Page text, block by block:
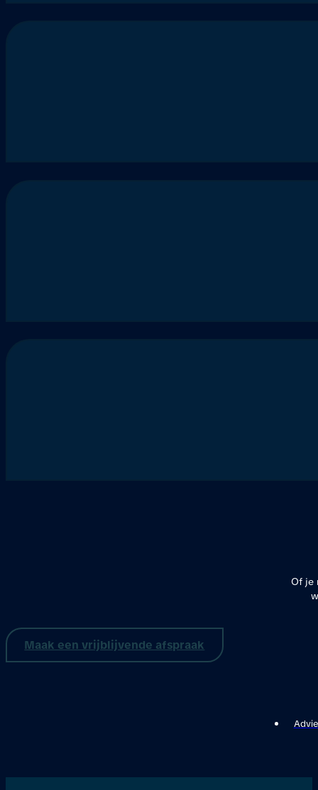
Of je
Maak een vrijblijvende afspraak